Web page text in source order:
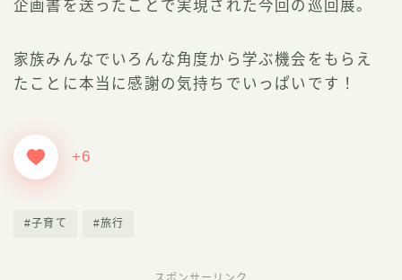
企画書を送ったことで実現された今回の巡回展。
家族みんなでいろんな角度から学ぶ機会をもらえ
たことに本当に感謝の気持ちでいっぱいです！
+6
#子育て #旅行